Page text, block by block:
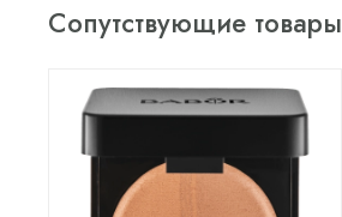
Сопутствующие товары